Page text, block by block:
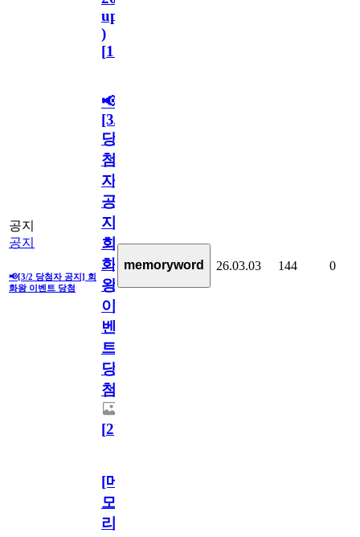
update
)
[110
공지
공지
📢[3/2 당첨자 공지] 회
화왕 이벤트 당첨
📢
[3/2
당
첨
자
공
지]
회
화
왕
이
벤
트
당
첨
[2]
memoryword 26.03.03 144 0
[메
모
리